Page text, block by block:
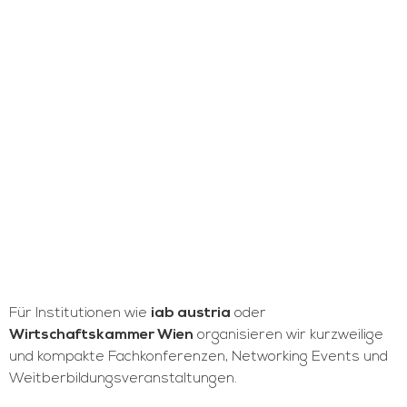
Für Institutionen wie iab austria oder
Wirtschaftskammer Wien organisieren wir kurzweilige
und kompakte Fachkonferenzen, Networking Events und
Weitberbildungsveranstaltungen.